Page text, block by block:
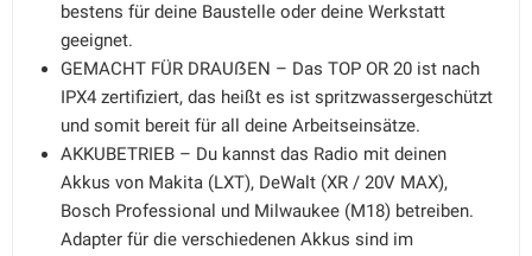
bestens für deine Baustelle oder deine Werkstatt
geeignet.
GEMACHT FÜR DRAUẞEN – Das TOP OR 20 ist nach
IPX4 zertifiziert, das heißt es ist spritzwassergeschützt
und somit bereit für all deine Arbeitseinsätze.
AKKUBETRIEB – Du kannst das Radio mit deinen
Akkus von Makita (LXT), DeWalt (XR / 20V MAX),
Bosch Professional und Milwaukee (M18) betreiben.
Adapter für die verschiedenen Akkus sind im